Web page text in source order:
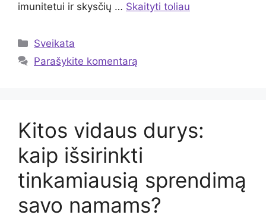
imunitetui ir skysčių … Skaityti toliau
Kategorijos
Sveikata
Parašykite komentarą
Kitos vidaus durys:
kaip išsirinkti
tinkamiausią sprendimą
savo namams?